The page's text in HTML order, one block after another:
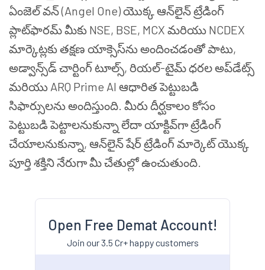
ఏంజెల్ వన్ (Angel One) యొక్క ఆన్‌లైన్ ట్రేడింగ్
ప్లాట్‌ఫారమ్ మీకు NSE, BSE, MCX మరియు NCDEX
మార్కెట్లకు తక్షణ యాక్సెస్‌ను అందించడంతో పాటు,
అడ్వాన్స్‌డ్ చార్టింగ్ టూల్స్, రియల్-టైమ్ ధరల అప్‌డేట్స్
మరియు ARQ Prime AI ఆధారిత పెట్టుబడి
సిఫార్సులను అందిస్తుంది. మీరు దీర్ఘకాలం కోసం
పెట్టుబడి పెట్టాలనుకున్నా లేదా యాక్టివ్‌గా ట్రేడింగ్
చేయాలనుకున్నా, ఆన్‌లైన్ షేర్ ట్రేడింగ్ మార్కెట్ యొక్క
పూర్తి శక్తిని నేరుగా మీ చేతుల్లో ఉంచుతుంది.
Open Free Demat Account!
Join our 3.5 Cr+ happy customers